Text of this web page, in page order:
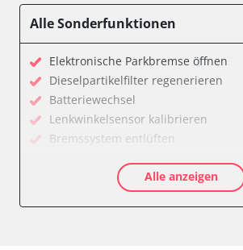
Fahrzeug Stabilitätskontrolle (VSC)
Feststellbremse (EPB / SBC)
Getriebesteuerung
Gurtkontrollleuchten
Informationsanzeige
Informationsanzeige Armaturenbrett
Informationsanzeige vorne (FDIM)
Karosseriesteuerung
Klimaanlage
Alle Sonderfunktionen
Elektronische Parkbremse öffnen
Dieselpartikelfilter regenerieren
Batteriewechsel
Lenkwinkelsensor kalibrieren
Bremssystem entlüften
AGR Ventil anlernen
Luftmassenmesser anlernen
Alle anzeigen